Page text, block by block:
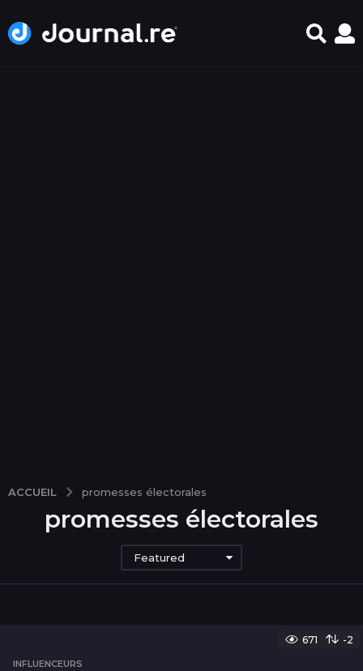
ACCUEIL promesses électorales
promesses électorales
Featured
671 -2
INFLUENCEURS